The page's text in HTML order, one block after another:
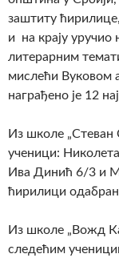
заштиту
и на крају уручио
литерарним
мислећи Вуковом
награђено је 12
Из школе
ученици:
Ива Динић 6/3 и
ћирилици
Из школе „Вожд
следећим